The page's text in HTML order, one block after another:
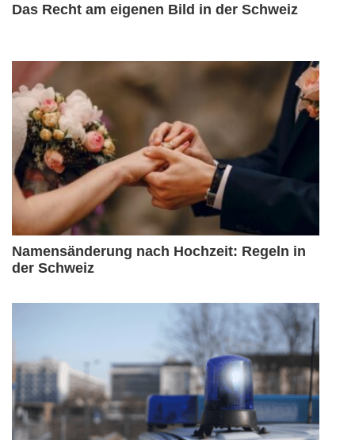
Das Recht am eigenen Bild in der Schweiz
Namensänderung nach Hochzeit: Regeln in
der Schweiz